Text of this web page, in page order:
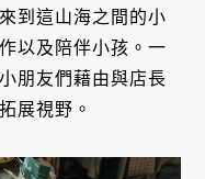
到這山海之間的小
以及陪伴小孩。一
朋友們藉由與店長
展視野。